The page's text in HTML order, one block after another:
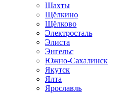
Шахты
Щёлкино
Щёлково
Электросталь
Элиста
Энгельс
Южно-Сахалинск
Якутск
Ялта
Ярославль